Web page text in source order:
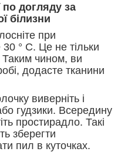
по догляду за
білизни
при
° С. Це не тільки
Таким чином, ви
додасте тканини
виверніть і
гудзики. Всередину
простирадло. Такі
зберегти
пил в куточках.